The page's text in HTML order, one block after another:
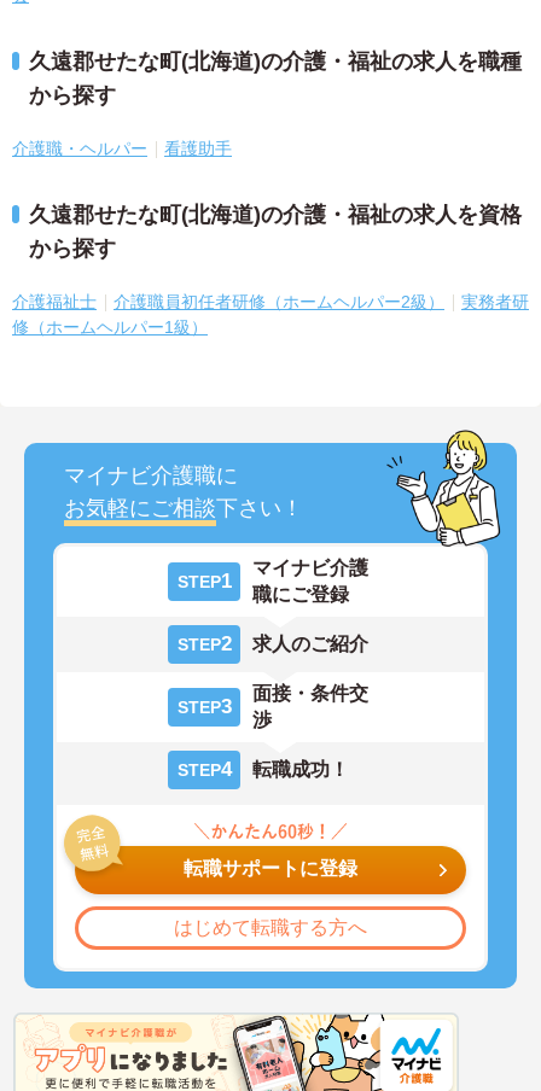
久遠郡せたな町(北海道)の介護・福祉の求人を職種
から探す
介護職・ヘルパー 看護助手
久遠郡せたな町(北海道)の介護・福祉の求人を資格
から探す
介護福祉士 介護職員初任者研修（ホームヘルパー2級）
実務者研
修（ホームヘルパー1級）
マイナビ介護職に
お気軽にご相談下さい！
STEP1
マイナビ介護
職にご登録
STEP2 求人のご紹介
STEP3
面接・条件交
渉
STEP4 転職成功！
転職サポートに登録
はじめて転職する方へ